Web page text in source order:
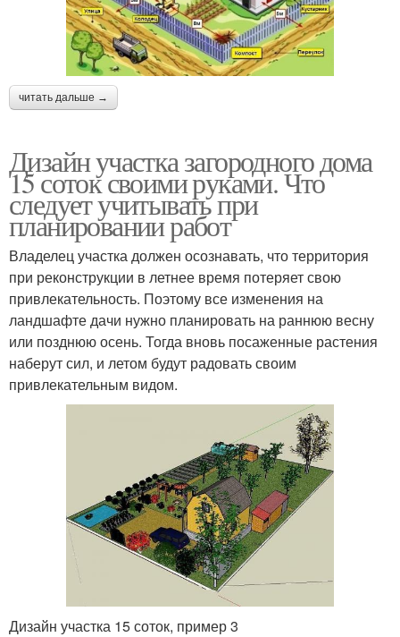
читать дальше →
Дизайн участка загородного дома
15 соток своими руками. Что
следует учитывать при
планировании работ
Владелец участка должен осознавать, что территория
при реконструкции в летнее время потеряет свою
привлекательность. Поэтому все изменения на
ландшафте дачи нужно планировать на раннюю весну
или позднюю осень. Тогда вновь посаженные растения
наберут сил, и летом будут радовать своим
привлекательным видом.
Дизайн участка 15 соток, пример 3